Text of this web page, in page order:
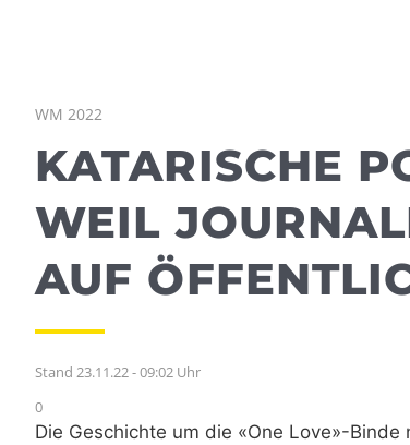
WM 2022
KATARISCHE
WEIL
AUF
Stand 23.11.22 - 09:02 Uhr
0
Die Geschichte um die «One Love»-